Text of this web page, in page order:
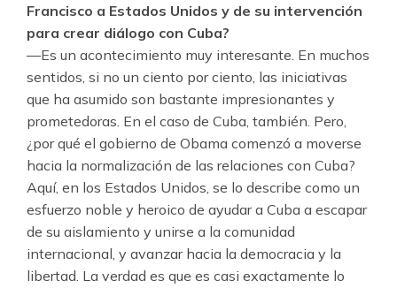
Francisco a Estados Unidos y de su intervención
para crear diálogo con Cuba?
—Es un acontecimiento muy interesante. En muchos
sentidos, si no un ciento por ciento, las iniciativas
que ha asumido son bastante impresionantes y
prometedoras. En el caso de Cuba, también. Pero,
¿por qué el gobierno de Obama comenzó a moverse
hacia la normalización de las relaciones con Cuba?
Aquí, en los Estados Unidos, se lo describe como un
esfuerzo noble y heroico de ayudar a Cuba a escapar
de su aislamiento y unirse a la comunidad
internacional, y avanzar hacia la democracia y la
libertad. La verdad es que es casi exactamente lo